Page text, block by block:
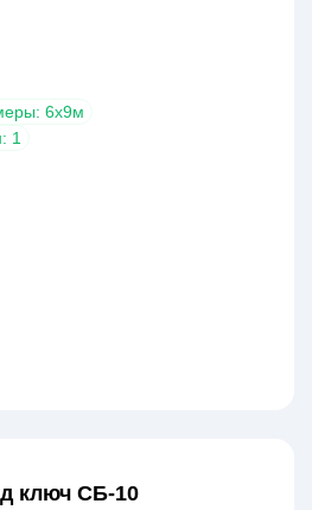
6х9м
1
ключ СБ-10